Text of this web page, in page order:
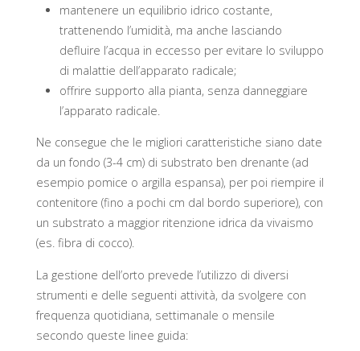
mantenere un equilibrio idrico costante,
trattenendo l’umidità, ma anche lasciando
defluire l’acqua in eccesso per evitare lo sviluppo
di malattie dell’apparato radicale;
offrire supporto alla pianta, senza danneggiare
l’apparato radicale.
Ne consegue che le migliori caratteristiche siano date
da un fondo (3-4 cm) di substrato ben drenante (ad
esempio pomice o argilla espansa), per poi riempire il
contenitore (fino a pochi cm dal bordo superiore), con
un substrato a maggior ritenzione idrica da vivaismo
(es. fibra di cocco).
La gestione dell’orto prevede l’utilizzo di diversi
strumenti e delle seguenti attività, da svolgere con
frequenza quotidiana, settimanale o mensile
secondo queste linee guida: